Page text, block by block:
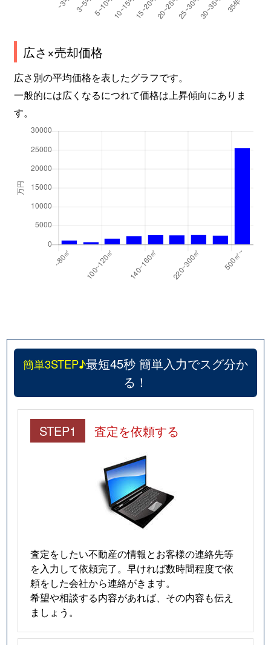
広さ×売却価格
広さ別の平均価格を表したグラフです。
一般的には広くなるにつれて価格は上昇傾向にありま
す。
簡単3STEP♪最短45秒 簡単入力でスグ分か
る！
STEP1 査定を依頼する
査定をしたい不動産の情報とお客様の連絡先等
を入力して依頼完了。早ければ数時間程度で依
頼をした会社から連絡がきます。
希望や相談する内容があれば、その内容も伝え
ましょう。